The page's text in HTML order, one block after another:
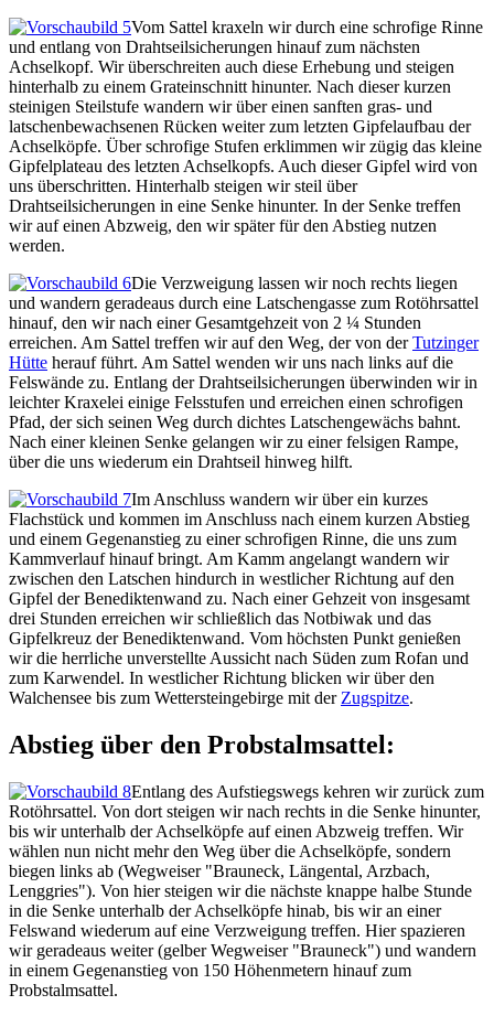
Vom Sattel kraxeln wir durch eine schrofige Rinne
und entlang von Drahtseilsicherungen hinauf zum nächsten
Achselkopf. Wir überschreiten auch diese Erhebung und steigen
hinterhalb zu einem Grateinschnitt hinunter. Nach dieser kurzen
steinigen Steilstufe wandern wir über einen sanften gras- und
latschenbewachsenen Rücken weiter zum letzten Gipfelaufbau der
Achselköpfe. Über schrofige Stufen erklimmen wir zügig das kleine
Gipfelplateau des letzten Achselkopfs. Auch dieser Gipfel wird von
uns überschritten. Hinterhalb steigen wir steil über
Drahtseilsicherungen in eine Senke hinunter. In der Senke treffen
wir auf einen Abzweig, den wir später für den Abstieg nutzen
werden.
Die Verzweigung lassen wir noch rechts liegen
und wandern geradeaus durch eine Latschengasse zum Rotöhrsattel
hinauf, den wir nach einer Gesamtgehzeit von 2 ¼ Stunden
erreichen. Am Sattel treffen wir auf den Weg, der von derTutzinger
Hütte herauf führt. Am Sattel wenden wir uns nach links auf die
Felswände zu. Entlang der Drahtseilsicherungen überwinden wir in
leichter Kraxelei einige Felsstufen und erreichen einen schrofigen
Pfad, der sich seinen Weg durch dichtes Latschengewächs bahnt.
Nach einer kleinen Senke gelangen wir zu einer felsigen Rampe,
über die uns wiederum ein Drahtseil hinweg hilft.
Im Anschluss wandern wir über ein kurzes
Flachstück und kommen im Anschluss nach einem kurzen Abstieg
und einem Gegenanstieg zu einer schrofigen Rinne, die uns zum
Kammverlauf hinauf bringt. Am Kamm angelangt wandern wir
zwischen den Latschen hindurch in westlicher Richtung auf den
Gipfel der Benediktenwand zu. Nach einer Gehzeit von insgesamt
drei Stunden erreichen wir schließlich das Notbiwak und das
Gipfelkreuz der Benediktenwand. Vom höchsten Punkt genießen
wir die herrliche unverstellte Aussicht nach Süden zum Rofan und
zum Karwendel. In westlicher Richtung blicken wir über den
Walchensee bis zum Wettersteingebirge mit der Zugspitze.
Abstieg über den Probstalmsattel:
Entlang des Aufstiegswegs kehren wir zurück zum
Rotöhrsattel. Von dort steigen wir nach rechts in die Senke hinunter,
bis wir unterhalb der Achselköpfe auf einen Abzweig treffen. Wir
wählen nun nicht mehr den Weg über die Achselköpfe, sondern
biegen links ab (Wegweiser "Brauneck, Längental, Arzbach,
Lenggries"). Von hier steigen wir die nächste knappe halbe Stunde
in die Senke unterhalb der Achselköpfe hinab, bis wir an einer
Felswand wiederum auf eine Verzweigung treffen. Hier spazieren
wir geradeaus weiter (gelber Wegweiser "Brauneck") und wandern
in einem Gegenanstieg von 150 Höhenmetern hinauf zum
Probstalmsattel.